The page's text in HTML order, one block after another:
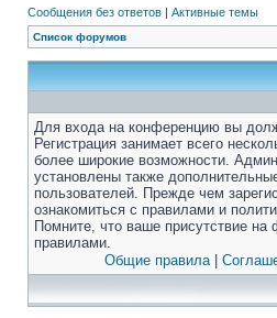
Сообщения без ответов | Активные темы
Список форумов
Для входа на конференцию вы
Регистрация занимает всего
более широкие возможности.
установлены также
пользователей. Прежде чем
ознакомиться с правилами и
Помните, что ваше присутствие на
правилами.
Общие правила|